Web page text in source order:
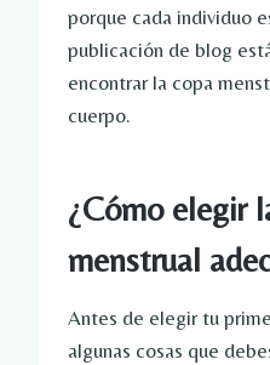
porque cada individuo
publicación de blog
encontrar la copa
cuerpo.
¿Cómo elegir
menstrual
Antes de elegir tu
algunas cosas que